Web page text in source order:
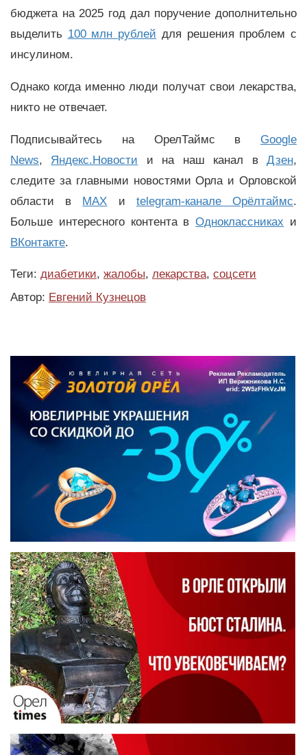
бюджета на 2025 год дал поручение дополнительно
выделить 100 млн рублей для решения проблем с
инсулином.
Однако когда именно люди получат свои лекарства,
никто не отвечает.
Подписывайтесь на ОрелТаймс в Google
News, Яндекс.Новости и на наш канал вДзен,
следите за главными новостями Орла и Орловской
области в MAX и telegram-канале Орёлтаймс.
Больше интересного контента вОдноклассниках и
ВКонтакте.
Теги: диабетики, жалобы, лекарства, соцсети
Автор: Евгений Кузнецов